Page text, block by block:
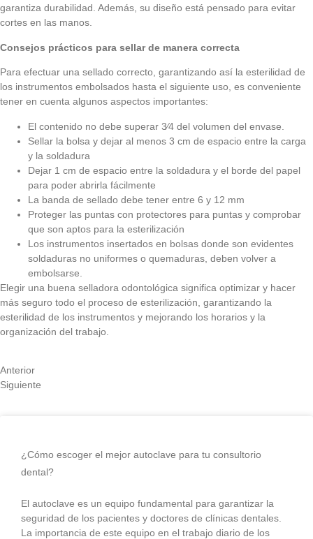
garantiza durabilidad. Además, su diseño está pensado para evitar
cortes en las manos.
Consejos prácticos para sellar de manera correcta
Para efectuar una sellado correcto, garantizando así la esterilidad de
los instrumentos embolsados hasta el siguiente uso, es conveniente
tener en cuenta algunos aspectos importantes:
El contenido no debe superar 3⁄4 del volumen del envase.
Sellar la bolsa y dejar al menos 3 cm de espacio entre la carga
y la soldadura
Dejar 1 cm de espacio entre la soldadura y el borde del papel
para poder abrirla fácilmente
La banda de sellado debe tener entre 6 y 12 mm
Proteger las puntas con protectores para puntas y comprobar
que son aptos para la esterilización
Los instrumentos insertados en bolsas donde son evidentes
soldaduras no uniformes o quemaduras, deben volver a
embolsarse.
Elegir una buena selladora odontológica significa optimizar y hacer
más seguro todo el proceso de esterilización, garantizando la
esterilidad de los instrumentos y mejorando los horarios y la
organización del trabajo.
Anterior
Siguiente
¿Cómo escoger el mejor autoclave para tu consultorio
dental?
El autoclave es un equipo fundamental para garantizar la
seguridad de los pacientes y doctores de clínicas dentales.
La importancia de este equipo en el trabajo diario de los